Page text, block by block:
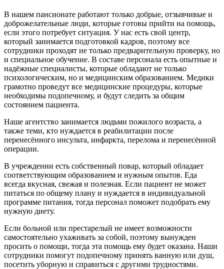
В нашем пансионате работают только добрые, отзывчивые и
доброжелательные люди, которые готовы прийти на помощь,
если этого потребует ситуация. У нас есть свой центр,
который занимается подготовкой кадров, поэтому все
сотрудники проходят не только предварительную проверку, но
и специальное обучение. В составе персонала есть опытные и
надёжные специалисты, которые обладают не только
психологическим, но и медицинским образованием. Медики
грамотно проведут все медицинские процедуры, которые
необходимы подопечному, и будут следить за общим
состоянием пациента.
Наше агентство занимается людьми пожилого возраста, а
также теми, кто нуждается в реабилитации после
перенесённого инсульта, инфаркта, перелома и перенесённой
операции.
В учреждении есть собственный повар, который обладает
соответствующим образованием и нужным опытов. Еда
всегда вкусная, свежая и полезная. Если пациент не может
питаться по общему плану и нуждается в индивидуальной
программе питания, тогда персонал поможет подобрать ему
нужную диету.
Если больной или престарелый не имеет возможности
самостоятельно ухаживать за собой, поэтому вынужден
просить о помощи, тогда эта помощь ему будет оказана. Наши
сотрудники помогут подопечному принять ванную или душ,
посетить уборную и справиться с другими трудностями.